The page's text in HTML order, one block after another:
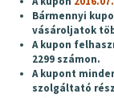
Bármennyi
vásároljatok
A kupon
2299 számon.
A kupont
szolgáltató